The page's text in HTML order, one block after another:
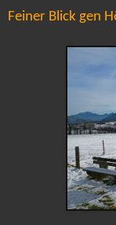
Feiner Blick gen